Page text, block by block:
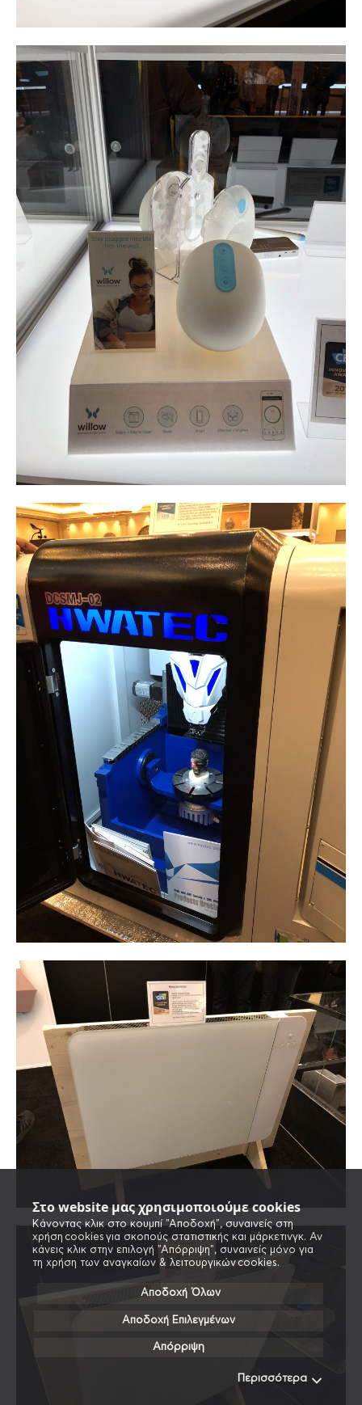
Στο website μας χρησιμοποιούμε cookies
Κάνοντας κλικ στο κουμπί "Αποδοχή", συναινείς στη
χρήση cookies για σκοπούς στατιστικής και μάρκετινγκ. Αν
κάνεις κλικ στην επιλογή "Απόρριψη", συναινείς μόνο για
τη χρήση των αναγκαίων & λειτουργικών cookies.
Αποδοχή Όλων
Αποδοχή Επιλεγμένων
Απόρριψη
Περισσότερα